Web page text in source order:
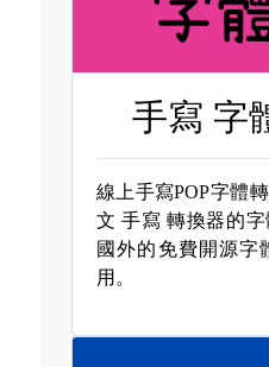
手寫 字
線上手寫POP字體
文手寫 轉換器的
國外的免費開源字
用。